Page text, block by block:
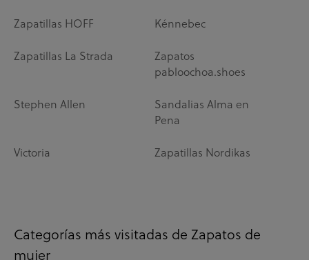
Zapatillas HOFF Kénnebec
Zapatillas La Strada
Zapatos
pabloochoa.shoes
Stephen Allen
Sandalias Alma en
Pena
Victoria Zapatillas Nordikas
Categorías más visitadas de Zapatos de
mujer